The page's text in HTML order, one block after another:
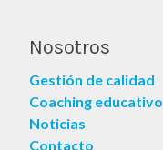
Nosotros
Gestión de calidad
Coaching educativo
Noticias
Contacto